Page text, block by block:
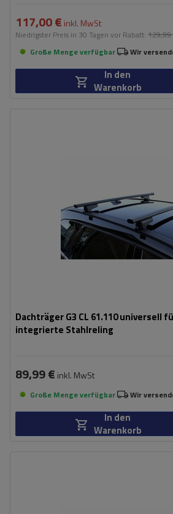
117,00 € inkl. MwSt
Niedrigster Preis in 30 Tagen vor Rabatt: 129,99
Große Menge verfügbar
Wir
In den
Warenkorb
Dachträger G3 CL 61.110 universell
integrierte Stahlreling
89,99 € inkl. MwSt
Große Menge verfügbar Wir
In den
Warenkorb